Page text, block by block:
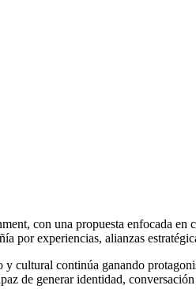
con una propuesta enfocada
por experiencias, alianzas
cultural continúa ganando
de generar identidad,